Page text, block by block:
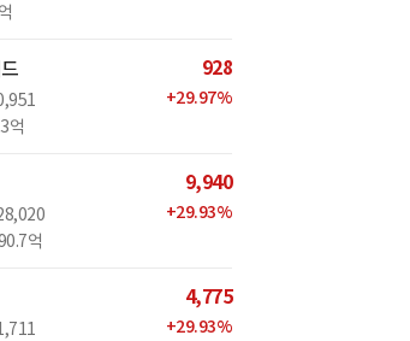
억
928
+29.97%
억
9,940
+29.93%
4,775
+29.93%